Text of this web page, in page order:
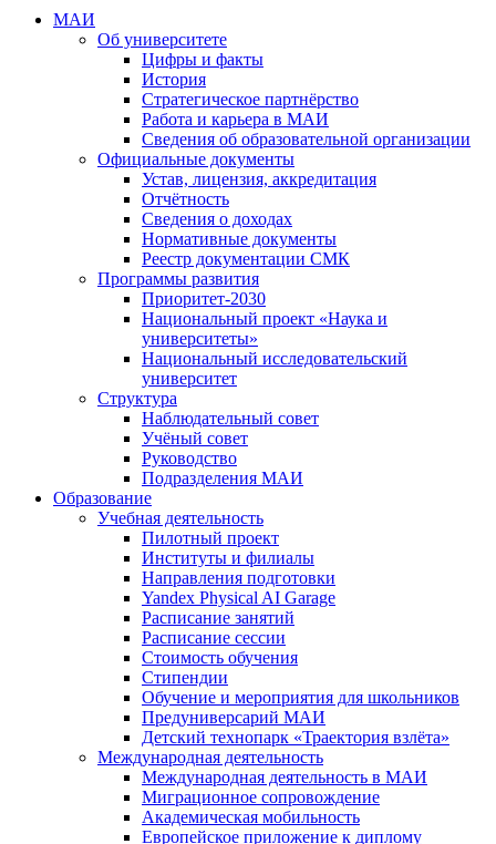
МАИ
Об университете
Цифры и факты
История
Стратегическое партнёрство
Работа и карьера в МАИ
Сведения об образовательной организации
Официальные документы
Устав, лицензия, аккредитация
Отчётность
Сведения о доходах
Нормативные документы
Реестр документации СМК
Программы развития
Приоритет-2030
Национальный проект «Наука и
университеты»
Национальный исследовательский
университет
Структура
Наблюдательный совет
Учёный совет
Руководство
Подразделения МАИ
Образование
Учебная деятельность
Пилотный проект
Институты и филиалы
Направления подготовки
Yandex Physical AI Garage
Расписание занятий
Расписание сессии
Стоимость обучения
Стипендии
Обучение и мероприятия для школьников
Предуниверсарий МАИ
Детский технопарк «Траектория взлёта»
Международная деятельность
Международная деятельность в МАИ
Миграционное сопровождение
Академическая мобильность
Европейское приложение к диплому